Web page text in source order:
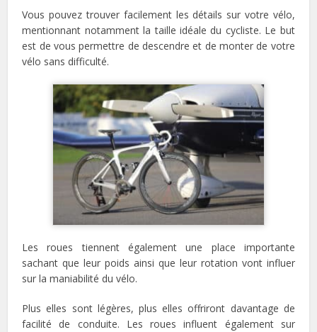
Vous pouvez trouver facilement les détails sur votre vélo,
mentionnant notamment la taille idéale du cycliste. Le but
est de vous permettre de descendre et de monter de votre
vélo sans difficulté.
Les roues tiennent également une place importante
sachant que leur poids ainsi que leur rotation vont influer
sur la maniabilité du vélo.
Plus elles sont légères, plus elles offriront davantage de
facilité de conduite. Les roues influent également sur